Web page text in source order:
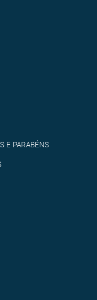
E PARABÉNS